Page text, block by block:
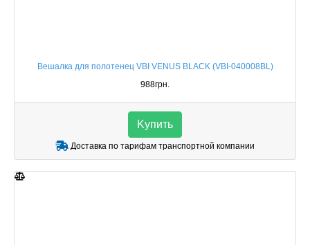
Вешалка для полотенец VBI VENUS BLACK (VBI-040008BL)
988грн.
Kупить
Доставка по тарифам транспортной компании